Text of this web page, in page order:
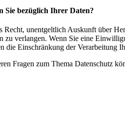
Sie bezüglich Ihrer Daten?
Recht, unentgeltlich Auskunft über
zu verlangen. Wenn Sie eine
die Einschränkung der Verarbeitung
Fragen zum Thema Datenschutz